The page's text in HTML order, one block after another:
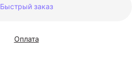
Быстрый заказ
Оплата